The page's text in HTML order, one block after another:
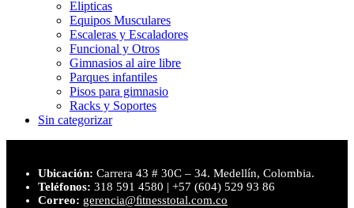
Elipticas
Equipos Musculares
Escaleras y Escaladores
Funcional y Otros
Gimnasios al aire libre
Parques infantiles
Pisos para gimnasio
Racks y Soportes
Sin categorizar
Ubicación: Carrera 43 # 30C – 34. Medellín, Colombia.
Teléfonos: 318 591 4580 | +57 (604) 529 93 86
Correo: gerencia@ﬁtnesstotal.com.co